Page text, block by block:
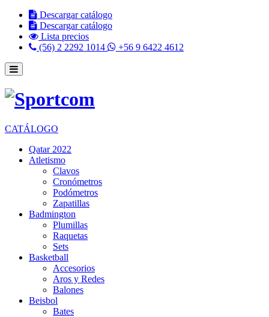
Descargar catálogo
Descargar catálogo
Lista precios
(56) 2 2292 1014
+56 9 6422 4612
CATÁLOGO
Qatar 2022
Atletismo
Clavos
Cronómetros
Podómetros
Zapatillas
Badmington
Plumillas
Raquetas
Sets
Basketball
Accesorios
Aros y Redes
Balones
Beisbol
Bates